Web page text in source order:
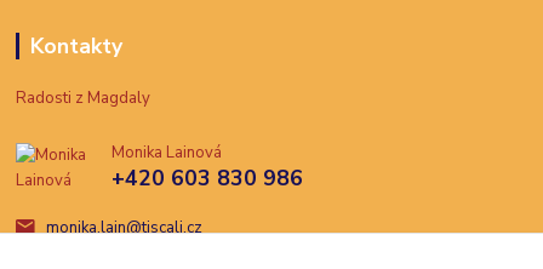
Kontakty
Radosti z Magdaly
Monika Lainová
+420 603 830 986
monika.lain@tiscali.cz